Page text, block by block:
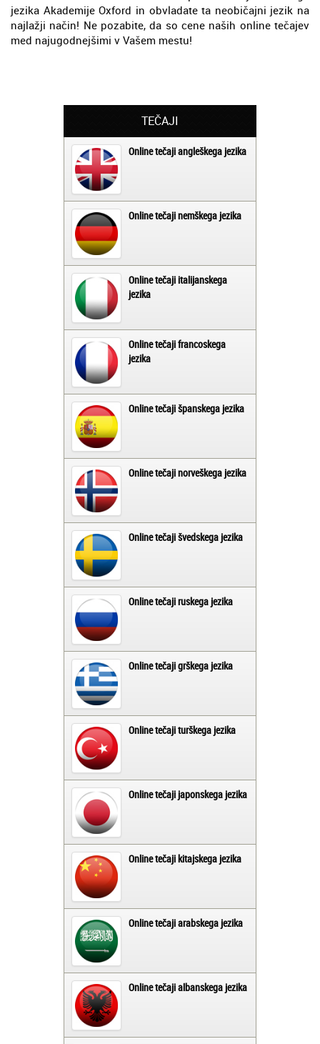
jezika Akademije Oxford in obvladate ta neobičajni jezik na
najlažji način! Ne pozabite, da so cene naših online tečajev
med najugodnejšimi v Vašem mestu!
TEČAJI
Online tečaji angleškega jezika
Online tečaji nemškega jezika
Online tečaji italijanskega
jezika
Online tečaji francoskega
jezika
Online tečaji španskega jezika
Online tečaji norveškega jezika
Online tečaji švedskega jezika
Online tečaji ruskega jezika
Online tečaji grškega jezika
Online tečaji turškega jezika
Online tečaji japonskega jezika
Online tečaji kitajskega jezika
Online tečaji arabskega jezika
Online tečaji albanskega jezika